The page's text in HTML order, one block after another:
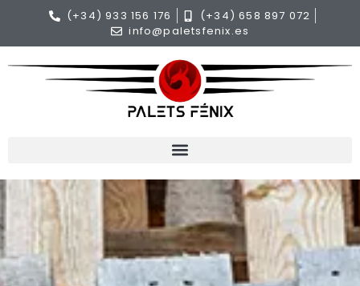
(+34) 933 156 176
(+34) 658 897 072
info@paletsfenix.es